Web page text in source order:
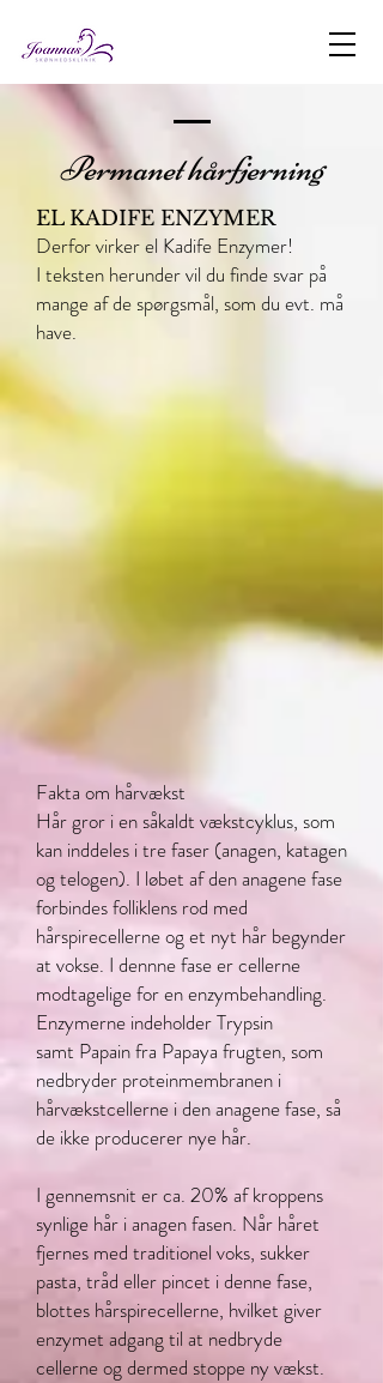
Permanet hårfjerning
EL KADIFE ENZYMER
Derfor virker el Kadife Enzymer!
I teksten herunder vil du finde svar på
mange af de spørgsmål, som du evt. må
have.
Fakta om hårvækst
Hår gror i en såkaldt vækstcyklus, som
kan inddeles i tre faser (anagen, katagen
og telogen). I løbet af den anagene fase
forbindes folliklens rod med
hårspirecellerne og et nyt hår begynder
at vokse. I dennne fase er cellerne
modtagelige for en enzymbehandling.
Enzymerne indeholder Trypsin
samt Papain fra Papaya frugten, som
nedbryder proteinmembranen i
hårvækstcellerne i den anagene fase, så
de ikke producerer nye hår.
I gennemsnit er ca. 20% af kroppens
synlige hår i anagen fasen. Når håret
fjernes med traditionel voks, sukker
pasta, tråd eller pincet i denne fase,
blottes hårspirecellerne, hvilket giver
enzymet adgang til at nedbryde
cellerne og dermed stoppe ny vækst.